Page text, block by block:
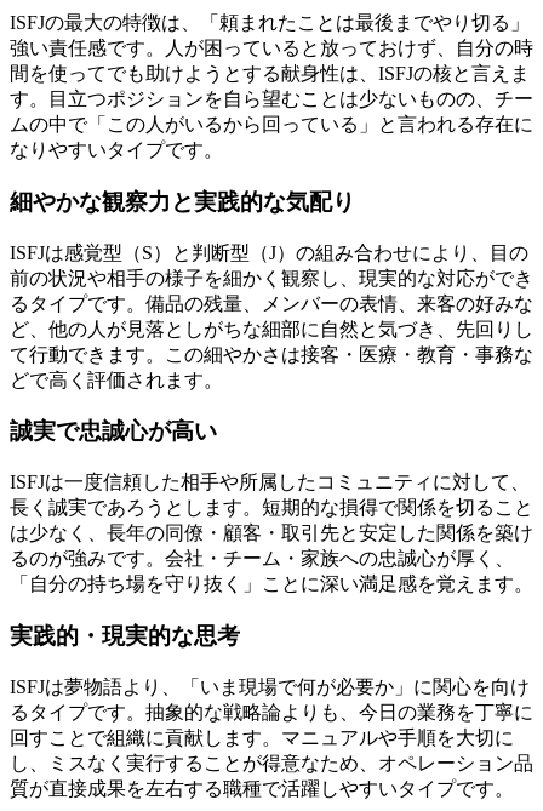
ISFJの最大の特徴は、「頼まれたことは最後までやり切る」
強い責任感です。人が困っていると放っておけず、自分の時
間を使ってでも助けようとする献身性は、ISFJの核と言えま
す。目立つポジションを自ら望むことは少ないものの、チー
ムの中で「この人がいるから回っている」と言われる存在に
なりやすいタイプです。
細やかな観察力と実践的な気配り
ISFJは感覚型（S）と判断型（J）の組み合わせにより、目の
前の状況や相手の様子を細かく観察し、現実的な対応ができ
るタイプです。備品の残量、メンバーの表情、来客の好みな
ど、他の人が見落としがちな細部に自然と気づき、先回りし
て行動できます。この細やかさは接客・医療・教育・事務な
どで高く評価されます。
誠実で忠誠心が高い
ISFJは一度信頼した相手や所属したコミュニティに対して、
長く誠実であろうとします。短期的な損得で関係を切ること
は少なく、長年の同僚・顧客・取引先と安定した関係を築け
るのが強みです。会社・チーム・家族への忠誠心が厚く、
「自分の持ち場を守り抜く」ことに深い満足感を覚えます。
実践的・現実的な思考
ISFJは夢物語より、「いま現場で何が必要か」に関心を向け
るタイプです。抽象的な戦略論よりも、今日の業務を丁寧に
回すことで組織に貢献します。マニュアルや手順を大切に
し、ミスなく実行することが得意なため、オペレーション品
質が直接成果を左右する職種で活躍しやすいタイプです。